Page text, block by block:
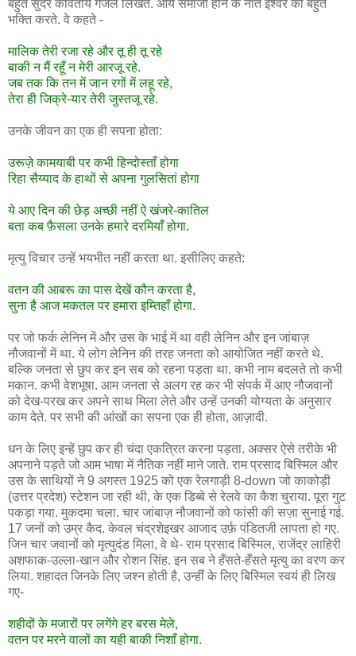
बहुत सुंदर कवितायें गजलें लिखते. आर्य समाजी होने के नाते इश्वर की बहुत
भक्ति करते. वे कहते -
मालिक तेरी रजा रहे और तू ही तू रहे
बाकी न मैं रहूँ न मेरी आरजू रहे.
जब तक कि तन में जान रगों में लहू रहे,
तेरा ही जिक्रे-यार तेरी जुस्तजू रहे.
उनके जीवन का एक ही सपना होता:
उरूज़े कामयाबी पर कभी हिन्दोस्ताँ होगा
रिहा सैय्याद के हाथों से अपना गुलसितां होगा
ये आए दिन की छेड़ अच्छी नहीं ऐ खंजरे-कातिल
बता कब फ़ैसला उनके हमारे दरमियाँ होगा.
मृत्यु विचार उन्हें भयभीत नहीं करता था. इसीलिए कहते:
वतन की आबरू का पास देखें कौन करता है,
सुना है आज मकतल पर हमारा इम्तिहाँ होगा.
पर जो फर्क लेनिन में और उस के भाई में था वही लेनिन और इन जांबाज़
नौजवानों में था. ये लोग लेनिन की तरह जनता को आयोजित नहीं करते थे.
बल्कि जनता से छुप कर इन सब को रहना पड़ता था. कभी नाम बदलते तो कभी
मकान. कभी वेशभूषा. आम जनता से अलग रह कर भी संपर्क में आए नौजवानों
को देख-परख कर अपने साथ मिला लेते और उन्हें उनकी योग्यता के अनुसार
काम देते. पर सभी की आंखों का सपना एक ही होता, आज़ादी.
धन के लिए इन्हें छुप कर ही चंदा एकत्रित करना पड़ता. अक्सर ऐसे तरीके भी
अपनाने पड़ते जो आम भाषा में नैतिक नहीं माने जाते. राम प्रसाद बिस्मिल और
उस के साथियों ने 9 अगस्त 1925 को एक रेलगाड़ी 8-down जो काकोड़ी
(उत्तर प्रदेश) स्टेशन जा रही थी, के एक डिब्बे से रेलवे का कैश चुराया. पूरा गुट
पकड़ा गया. मुकदमा चला. चार जांबाज़ नौजवानों को फांसी की सज़ा सुनाई गई.
17 जनों को उम्र कैद. केवल चंद्रशेइखर आजाद उर्फ़ पंडितजी लापता हो गए.
जिन चार जवानों को मृत्युदंड मिला, वे थे- राम प्रसाद बिस्मिल, राजेंद्र लाहिरी
अशफाक-उल्ला-खान और रोशन सिंह. इन सब ने हँसते-हँसते मृत्यु का वरण कर
लिया. शहादत जिनके लिए जश्न होती है, उन्हीं के लिए बिस्मिल स्वयं ही लिख
गए-
शहीदों के मजारों पर लगेंगे हर बरस मेले,
वतन पर मरने वालों का यही बाकी निशाँ होगा.